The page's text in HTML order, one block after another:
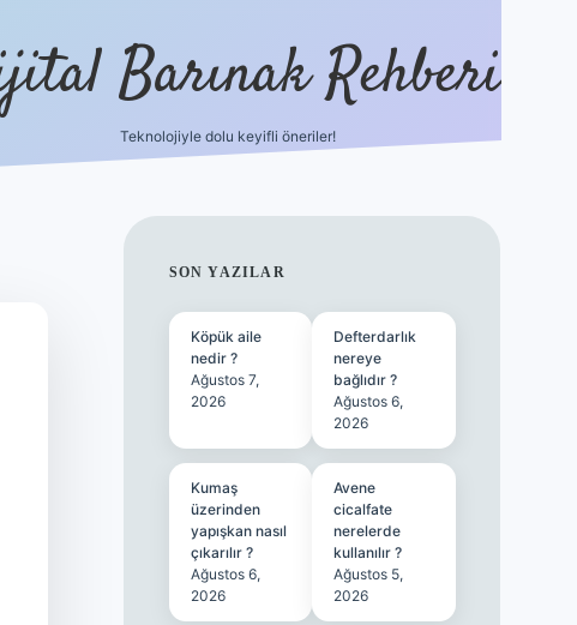
Barınak Rehberi
Teknolojiyle dolu keyifli öneriler!
SIDEBAR
SON YAZILAR
Köpük aile
nedir ?
Ağustos 7,
2026
Defterdarlık
nereye
bağlıdır ?
Ağustos 6,
2026
Kumaş
üzerinden
yapışkan nasıl
çıkarılır ?
Ağustos 6,
2026
Avene
cicalfate
nerelerde
kullanılır ?
Ağustos 5,
2026
hiltonbet güncel giriş